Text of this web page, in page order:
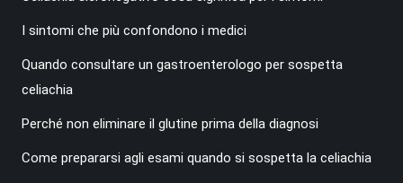
I sintomi che più confondono i medici
Quando consultare un gastroenterologo per sospetta
celiachia
Perché non eliminare il glutine prima della diagnosi
Come prepararsi agli esami quando si sospetta la celiachia